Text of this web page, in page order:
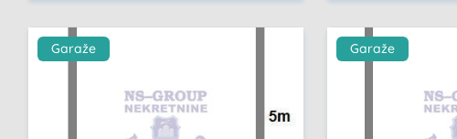
Garaže Garaže